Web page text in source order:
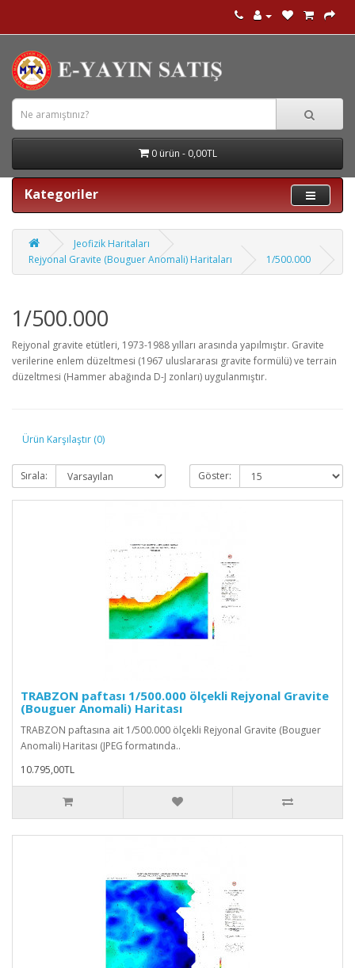
0 ürün - 0,00TL
Kategoriler
Jeofizik Haritaları
Rejyonal Gravite (Bouguer Anomali) Haritaları
1/500.000
1/500.000
Rejyonal gravite etütleri, 1973-1988 yılları arasında yapılmıştır. Gravite
verilerine enlem düzeltmesi (1967 uluslararası gravite formülü) ve terrain
düzeltmesi (Hammer abağında D-J zonları) uygulanmıştır.
Ürün Karşılaştır (0)
Sırala: Göster:
TRABZON paftası 1/500.000 ölçekli Rejyonal Gravite
(Bouguer Anomali) Haritası
TRABZON paftasına ait 1/500.000 ölçekli Rejyonal Gravite (Bouguer
Anomali) Haritası (JPEG formatında..
10.795,00TL